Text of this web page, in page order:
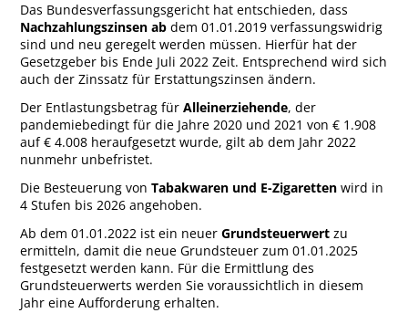
Das Bundesverfassungsgericht hat entschieden, dass
Nachzahlungszinsen ab dem 01.01.2019 verfassungswidrig
sind und neu geregelt werden müssen. Hierfür hat der
Gesetzgeber bis Ende Juli 2022 Zeit. Entsprechend wird sich
auch der Zinssatz für Erstattungszinsen ändern.
Der Entlastungsbetrag fürAlleinerziehende, der
pandemiebedingt für die Jahre 2020 und 2021 von € 1.908
auf € 4.008 heraufgesetzt wurde, gilt ab dem Jahr 2022
nunmehr unbefristet.
Die Besteuerung vonTabakwaren und E-Zigaretten wird in
4 Stufen bis 2026 angehoben.
Ab dem 01.01.2022 ist ein neuerGrundsteuerwert zu
ermitteln, damit die neue Grundsteuer zum 01.01.2025
festgesetzt werden kann. Für die Ermittlung des
Grundsteuerwerts werden Sie voraussichtlich in diesem
Jahr eine Aufforderung erhalten.